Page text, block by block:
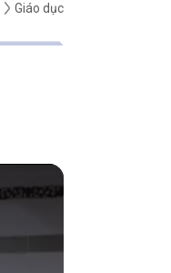
Giáo dục